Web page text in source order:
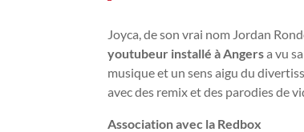
Joyca, de son vrai nom Jordan
youtubeur installé à Angersa vu
musique et un sens aigu du
avec des remix et des parodies de
Association avec la Redbox